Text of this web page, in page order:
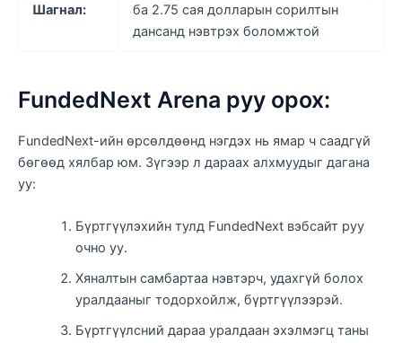
Шагнал:
ба 2.75 сая долларын сорилтын
дансанд нэвтрэх боломжтой
FundedNext Arena руу орох:
FundedNext-ийн өрсөлдөөнд нэгдэх нь ямар ч саадгүй
бөгөөд хялбар юм. Зүгээр л дараах алхмуудыг дагана
уу:
Бүртгүүлэхийн тулд FundedNext вэбсайт руу
очно уу.
Хяналтын самбартаа нэвтэрч, удахгүй болох
уралдааныг тодорхойлж, бүртгүүлээрэй.
Бүртгүүлсний дараа уралдаан эхэлмэгц таны